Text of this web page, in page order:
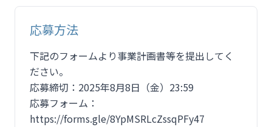
応募方法
下記のフォームより事業計画書等を提出してく
ださい。
応募締切：2025年8月8日（金）23:59
応募フォーム：
https://forms.gle/8YpMSRLcZssqPFy47